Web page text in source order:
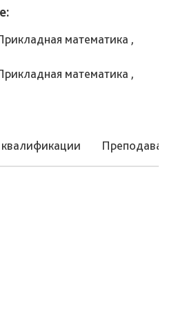
математика ,
математика ,
Преподаваемые